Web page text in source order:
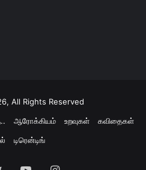
All Rights Reserved
ஆரோக்கியம் உறவுகள்
கவிதைகள்
டிரென்டிங்